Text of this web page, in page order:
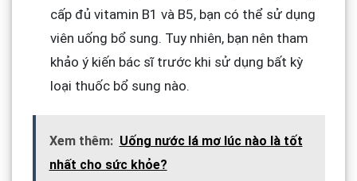
cấp đủ vitamin B1 và B5, bạn có thể sử dụng
viên uống bổ sung. Tuy nhiên, bạn nên tham
khảo ý kiến bác sĩ trước khi sử dụng bất kỳ
loại thuốc bổ sung nào.
Xem thêm: Uống nước lá mơ lúc nào là tốt
nhất cho sức khỏe?